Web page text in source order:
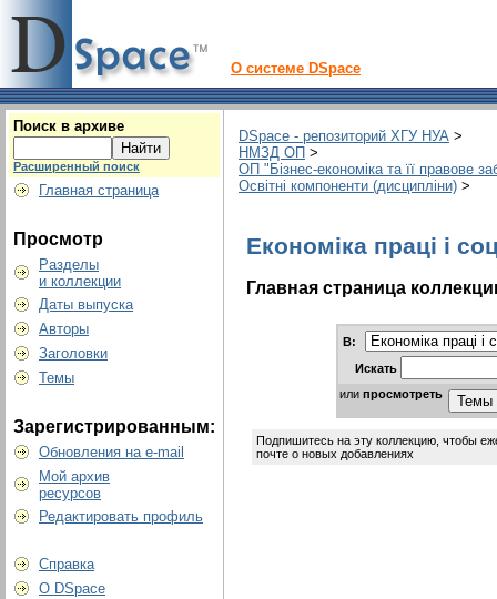
О системе DSpace
Поиск в архиве
Расширенный поиск
Главная страница
Просмотр
Разделы
и коллекции
Даты выпуска
Авторы
Заголовки
Темы
Зарегистрированным:
Обновления на e-mail
Мой архив
ресурсов
Редактировать профиль
Справка
О DSpace
DSpace - репозиторий ХГУ НУА >
НМЗД ОП >
ОП "Бізнес-економіка та її правове
Освітні компоненти (дисципліни) >
Економіка праці і
Главная страница
В:
Искать
или просмотреть
Подпишитесь на эту коллекцию, чтобы
почте о новых добавлениях